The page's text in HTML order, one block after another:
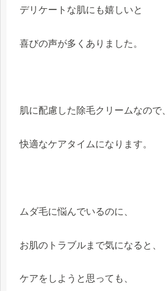
デリケートな肌にも嬉しいと
喜びの声が多くありました。
肌に配慮した除毛クリームなので、
快適なケアタイムになります。
ムダ毛に悩んでいるのに、
お肌のトラブルまで気になると、
ケアをしようと思っても、